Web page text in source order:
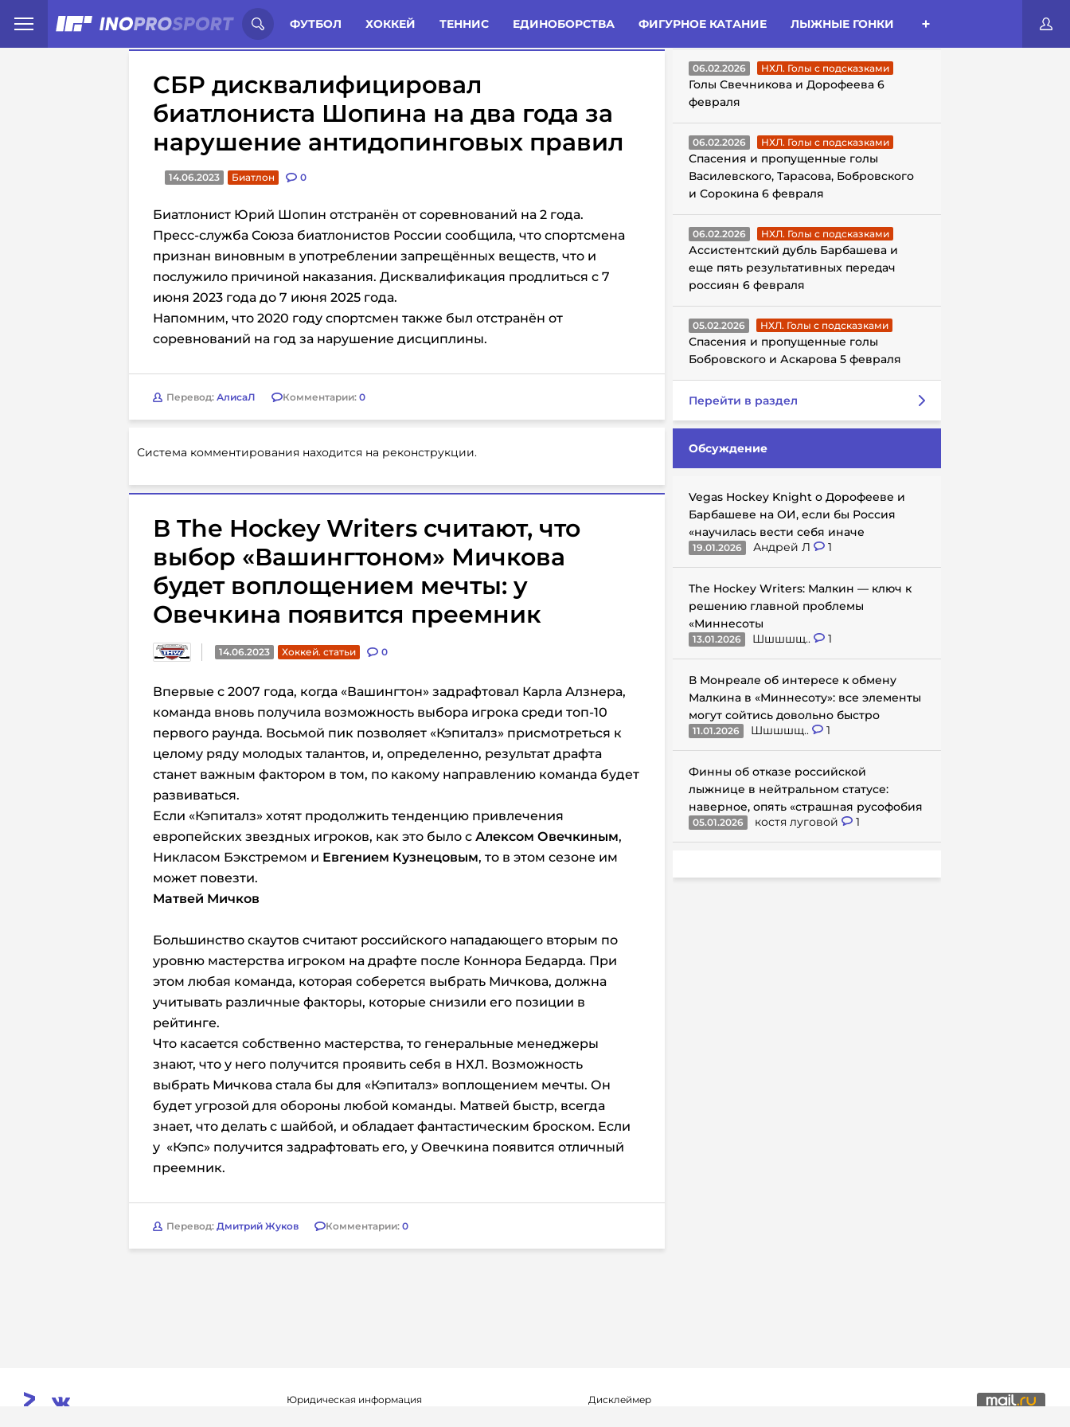
ФУТБОЛ ХОККЕЙ ТЕННИС ЕДИНОБОРСТВА ФИГУРНОЕ КАТАНИЕ ЛЫЖНЫЕ ГОНКИ
Иностранцы о спорте России: Статьи Комменты Новости
СБР дисквалифицировал
биатлониста Шопина на два года за
нарушение антидопинговых правил
14.06.2023 Биатлон 0
Биатлонист Юрий Шопин отстранён от соревнований на 2 года.
Пресс-служба Союза биатлонистов России сообщила, что спортсмена
признан виновным в употреблении запрещённых веществ, что и
послужило причиной наказания. Дисквалификация продлиться с 7
июня 2023 года до 7 июня 2025 года.
Напомним, что 2020 году спортсмен также был отстранён от
соревнований на год за нарушение дисциплины.
Перевод: АлисаЛ Комментарии: 0
Система комментирования находится на реконструкции.
В The Hockey Writers считают, что
выбор «Вашингтоном» Мичкова
будет воплощением мечты: у
Овечкина появится преемник
14.06.2023 Хоккей. статьи 0
Впервые с 2007 года, когда «Вашингтон» задрафтовал Карла Алзнера,
команда вновь получила возможность выбора игрока среди топ-10
первого раунда. Восьмой пик позволяет «Кэпиталз» присмотреться к
целому ряду молодых талантов, и, определенно, результат драфта
станет важным фактором в том, по какому направлению команда будет
развиваться.
Если «Кэпиталз» хотят продолжить тенденцию привлечения
европейских звездных игроков, как это было с Алексом Овечкиным,
Никласом Бэкстремом и Евгением Кузнецовым, то в этом сезоне им
может повезти.
Матвей Мичков
Большинство скаутов считают российского нападающего вторым по
уровню мастерства игроком на драфте после Коннора Бедарда. При
этом любая команда, которая соберется выбрать Мичкова, должна
учитывать различные факторы, которые снизили его позиции в
рейтинге.
Что касается собственно мастерства, то генеральные менеджеры
знают, что у него получится проявить себя в НХЛ. Возможность
выбрать Мичкова стала бы для «Кэпиталз» воплощением мечты. Он
будет угрозой для обороны любой команды. Матвей быстр, всегда
знает, что делать с шайбой, и обладает фантастическим броском. Если
у «Кэпс» получится задрафтовать его, у Овечкина появится отличный
преемник.
Перевод: Дмитрий Жуков Комментарии: 0
ГОЛЫ С ПОДСКАЗКАМИ
06.02.2026 НХЛ. Голы с подсказками
Голы Свечникова и Дорофеева 6
февраля
06.02.2026 НХЛ. Голы с подсказками
Спасения и пропущенные голы
Василевского, Тарасова, Бобровского
и Сорокина 6 февраля
06.02.2026 НХЛ. Голы с подсказками
Ассистентский дубль Барбашева и
еще пять результативных передач
россиян 6 февраля
05.02.2026 НХЛ. Голы с подсказками
Спасения и пропущенные голы
Бобровского и Аскарова 5 февраля
Перейти в раздел
Обсуждение
Vegas Hockey Knight о Дорофееве и
Барбашеве на ОИ, если бы Россия
«научилась вести себя иначе
19.01.2026 Андрей Л 1
The Hockey Writers: Малкин — ключ к
решению главной проблемы
«Миннесоты
13.01.2026 Шшшшщ.. 1
В Монреале об интересе к обмену
Малкина в «Миннесоту»: все элементы
могут сойтись довольно быстро
11.01.2026 Шшшшщ.. 1
Финны об отказе российской
лыжнице в нейтральном статусе:
наверное, опять «страшная русофобия
05.01.2026 костя луговой 1
Юридическая информация Дисклеймер